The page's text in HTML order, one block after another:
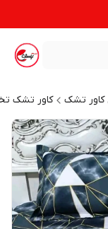
کاور تشک کاور تشک